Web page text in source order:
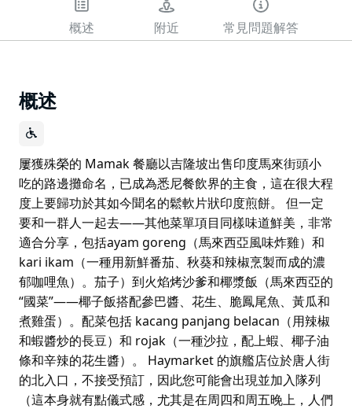
概述 附近 常見問題解答
概述
屢獲殊榮的 Mamak 餐廳以吉隆坡出售印度馬來街頭小
吃的路邊攤命名，已成為悉尼餐飲界的主食，這在很大程
度上要歸功於其如今聞名的鬆軟片狀印度煎餅。 但一定
要和一群人一起去——其他菜單項目同樣味道鮮美，非常
適合分享，包括ayam goreng（馬來西亞風味炸雞）和
kari ikam（一種用新鮮番茄、秋葵和辣椒烹製而成的濃
郁咖哩魚）。茄子）到火焰烤沙爹和椰漿飯（馬來西亞的
“國菜”——椰子飯搭配參巴醬、花生、脆鳳尾魚、黃瓜和
煮雞蛋）。配菜包括 kacang panjang belacan（用辣椒
和蝦醬炒的長豆）和 rojak（一種沙拉，配上蝦、椰子油
條和辛辣的花生醬）。 Haymarket 的旗艦店位於唐人街
的北入口，不接受預訂，因此您可能會出現並加入隊列
（這本身就有點儀式感，尤其是在周四和周五晚上，人們